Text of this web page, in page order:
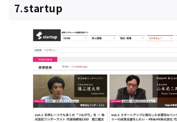
7.startup